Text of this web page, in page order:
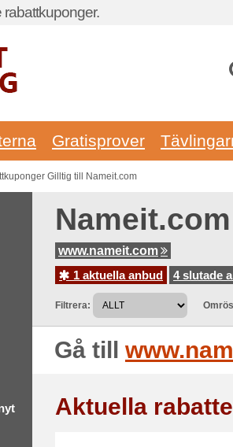
rabattkuponger.
Gratisprover
Gilltig till Nameit.com
www.nameit.com
1 aktuella anbud
4 slutade
Filtrera:
Gå till
Aktuella